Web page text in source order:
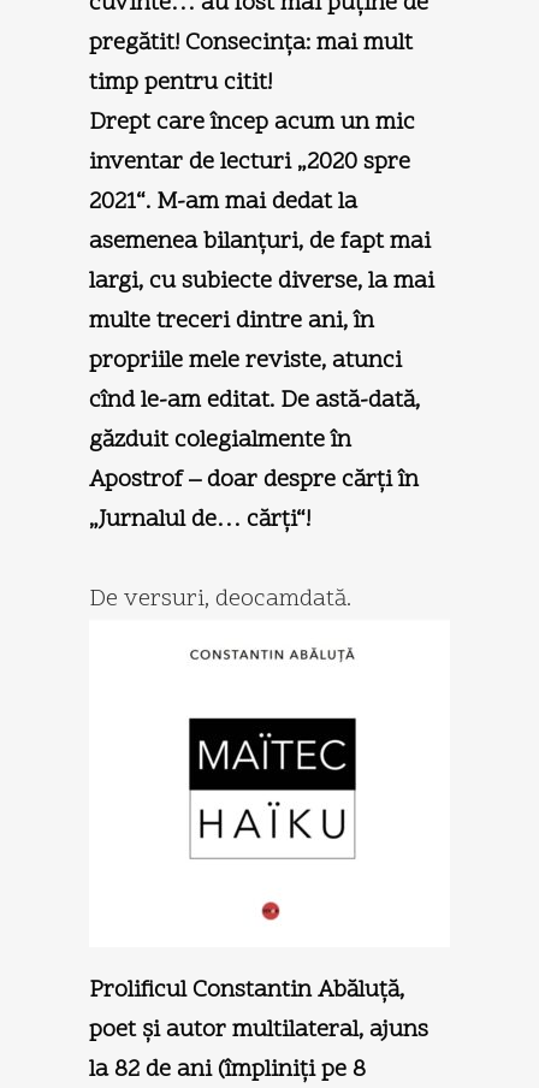
pregătit! Consecinţa: mai mult
timp pentru citit!
Drept care încep acum un mic
inventar de lecturi „2020 spre
2021“. M-am mai dedat la
asemenea bilanţuri, de fapt mai
largi, cu subiecte diverse, la mai
multe treceri dintre ani, în
propriile mele reviste, atunci
cînd le-am editat. De astă-dată,
găzduit colegialmente în
Apostrof– doar despre cărţi în
„Jurnalul de… cărţi“!
De versuri, deocamdată.
Prolificul Constantin Abăluţă,
poet şi autor multilateral, ajuns
la 82 de ani (împliniţi pe 8